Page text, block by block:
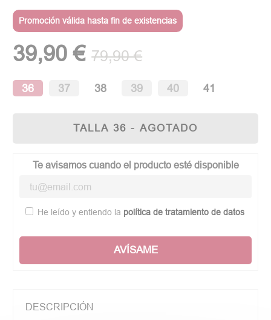
Promoción válida hasta fin de existencias
39,90 € 79,90 €
36 37 38 39 40 41
TALLA 36 - AGOTADO
Te avisamos cuando el producto esté disponible
He leído y entiendo la política de tratamiento de datos
AVÍSAME
DESCRIPCIÓN